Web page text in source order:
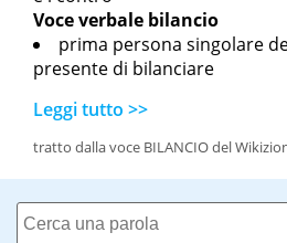
Voce verbale bilancio
prima persona singolare
presente di bilanciare
Leggi tutto >>
tratto dalla voce BILANCIO del